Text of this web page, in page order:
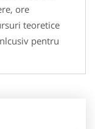
ore
teoretice
pentru